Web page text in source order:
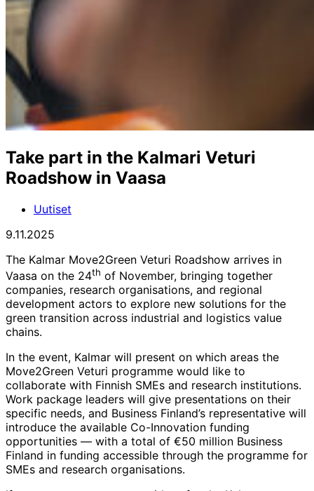
Take part in the Kalmari Veturi
Roadshow in Vaasa
Uutiset
9.11.2025
The Kalmar Move2Green Veturi Roadshow arrives in
Vaasa on the 24th of November, bringing together
companies, research organisations, and regional
development actors to explore new solutions for the
green transition across industrial and logistics value
chains.
In the event, Kalmar will present on which areas the
Move2Green Veturi programme would like to
collaborate with Finnish SMEs and research institutions.
Work package leaders will give presentations on their
specific needs, and Business Finland’s representative will
introduce the available Co-Innovation funding
opportunities — with a total of €50 million Business
Finland in funding accessible through the programme for
SMEs and research organisations.